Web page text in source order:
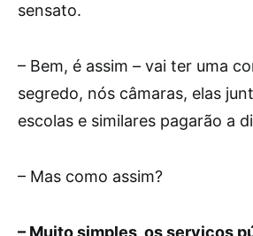
sensato.
– Bem, é assim – vai ter uma
segredo, nós câmaras, elas
escolas e similares pagarão a
– Mas como assim?
– Muito simples, os serviços